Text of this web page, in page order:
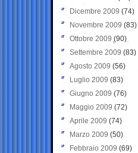
Dicembre 2009 (74)
Novembre 2009 (83)
Ottobre 2009 (90)
Settembre 2009 (83)
Agosto 2009 (56)
Luglio 2009 (83)
Giugno 2009 (76)
Maggio 2009 (72)
Aprile 2009 (74)
Marzo 2009 (50)
Febbraio 2009 (69)